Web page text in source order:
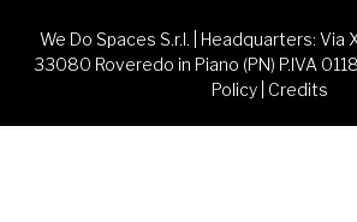
We Do Spaces S.r.l. | Headquarters: Via
33080 Roveredo in Piano (PN) P.IVA
Policy| Credits